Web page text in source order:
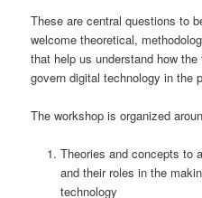
These are central questions to
welcome theoretical,
that help us understand how
govern digital technology in the
The workshop is organized
Theories and concepts to
and their roles in the
technology